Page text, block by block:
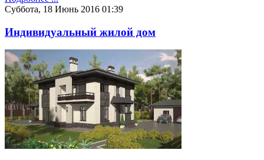
Суббота, 18 Июнь 2016 01:39
Индивидуальный жилой дом